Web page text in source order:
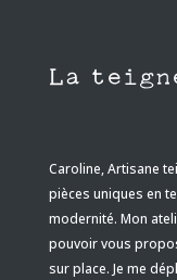
La
Caroline, Artisane
pièces uniques en
modernité. Mon
pouvoir vous
sur place. Je me